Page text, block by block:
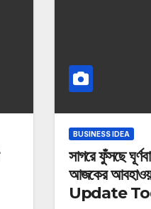
BUSINESS IDEA
সাগরে ফুঁসছে
আজকের
Update